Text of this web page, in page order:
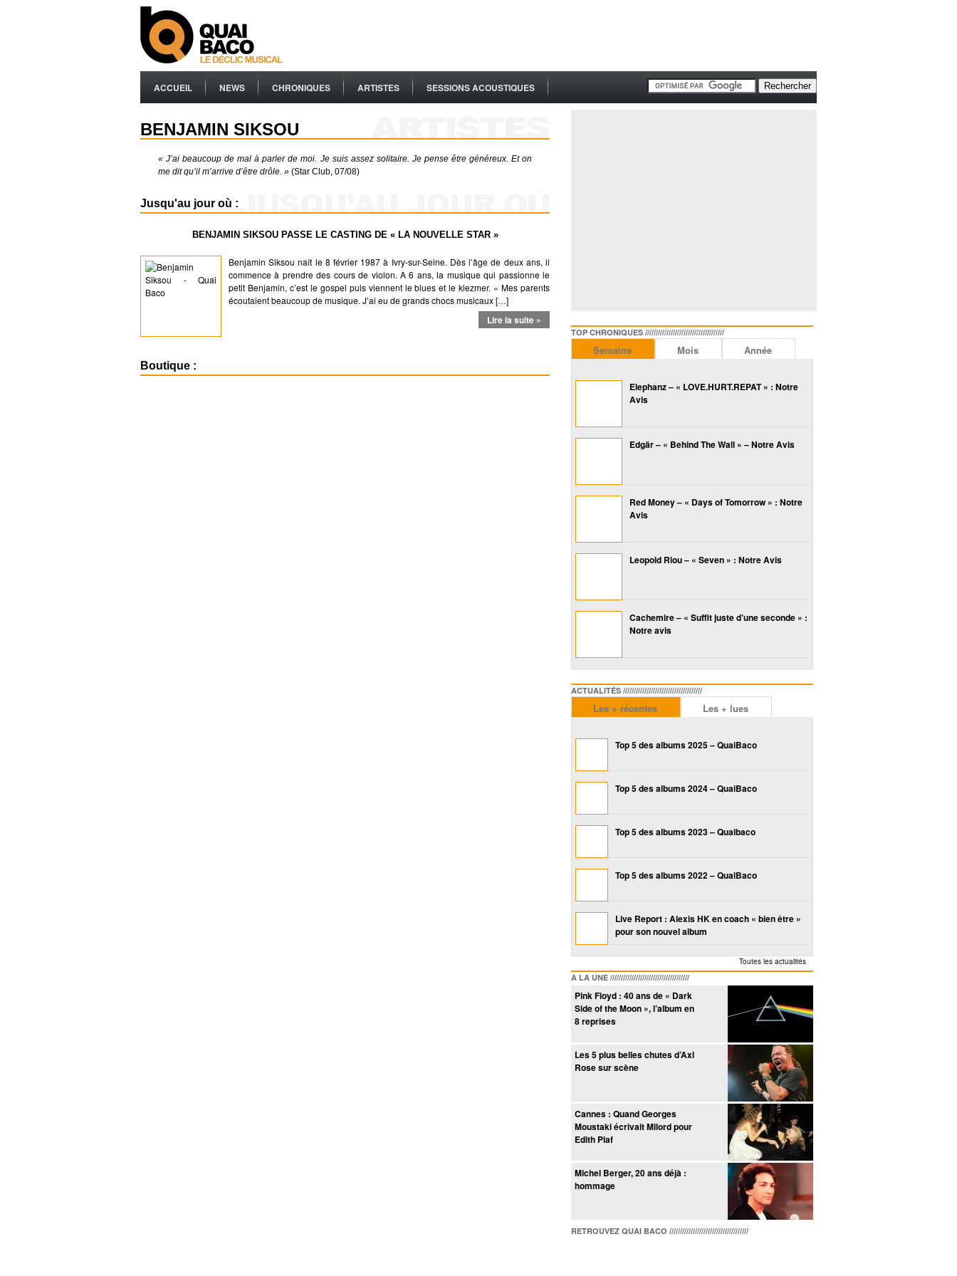
ACCUEIL NEWS CHRONIQUES ARTISTES SESSIONS ACOUSTIQUES
BENJAMIN SIKSOU
« J’ai beaucoup de mal à parler de moi. Je suis assez solitaire. Je pense être généreux. Et on
me dit qu’il m’arrive d’être drôle. » (Star Club, 07/08)
Jusqu'au jour où :
BENJAMIN SIKSOU PASSE LE CASTING DE « LA NOUVELLE STAR »
Benjamin Siksou naît le 8 février 1987 à Ivry-sur-Seine. Dès l’âge de deux ans, il
commence à prendre des cours de violon. A 6 ans, la musique qui passionne le
petit Benjamin, c’est le gospel puis viennent le blues et le klezmer. « Mes parents
écoutaient beaucoup de musique. J’ai eu de grands chocs musicaux […]
Lire la suite »
Boutique :
TOP CHRONIQUES /////////////////////////////////////
Semaine Mois Année
Elephanz – « LOVE.HURT.REPAT » : Notre
Avis
Edgär – « Behind The Wall » – Notre Avis
Red Money – « Days of Tomorrow » : Notre
Avis
Leopold Riou – « Seven » : Notre Avis
Cachemire – « Suffit juste d’une seconde » :
Notre avis
ACTUALITÉS /////////////////////////////////////
Les + récentes Les + lues
Top 5 des albums 2025 – QuaiBaco
Top 5 des albums 2024 – QuaiBaco
Top 5 des albums 2023 – Quaibaco
Top 5 des albums 2022 – QuaiBaco
Live Report : Alexis HK en coach « bien être »
pour son nouvel album
Toutes les actualités
A LA UNE /////////////////////////////////////
Pink Floyd : 40 ans de « Dark
Side of the Moon », l’album en
8 reprises
Les 5 plus belles chutes d’Axl
Rose sur scène
Cannes : Quand Georges
Moustaki écrivait Milord pour
Edith Piaf
Michel Berger, 20 ans déjà :
hommage
RETROUVEZ QUAI BACO /////////////////////////////////////